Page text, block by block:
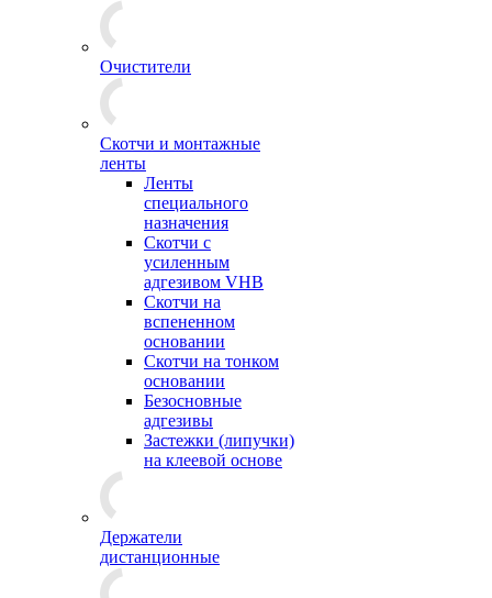
Очистители
Скотчи и монтажные
ленты
Ленты
специального
назначения
Скотчи с
усиленным
адгезивом VHB
Скотчи на
вспененном
основании
Скотчи на тонком
основании
Безосновные
адгезивы
Застежки (липучки)
на клеевой основе
Держатели
дистанционные